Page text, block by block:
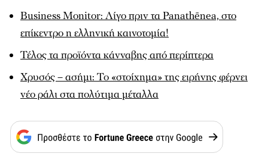
Business Monitor: Λίγο πριν τα Panathēnea, στο
επίκεντρο η ελληνική καινοτομία!
Τέλος τα προϊόντα κάνναβης από περίπτερα
Χρυσός – ασήμι: Το «στοίχημα» της ειρήνης φέρνει
νέο ράλι στα πολύτιμα μέταλλα